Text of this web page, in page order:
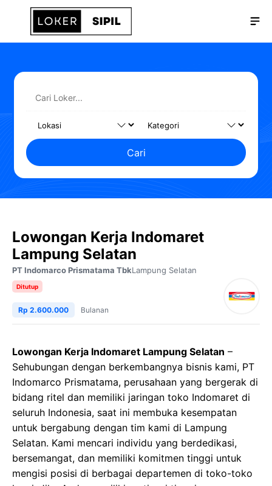
Langsung
Cari
Lowongan Kerja Indomaret
Lampung Selatan
PT Indomarco Prismatama TbkLampung Selatan
Ditutup
Rp 2.600.000 Bulanan
Lowongan Kerja Indomaret Lampung Selatan –
Sehubungan dengan berkembangnya bisnis kami, PT
Indomarco Prismatama, perusahaan yang bergerak di
bidang ritel dan memiliki jaringan toko Indomaret di
seluruh Indonesia, saat ini membuka kesempatan
untuk bergabung dengan tim kami di Lampung
Selatan. Kami mencari individu yang berdedikasi,
bersemangat, dan memiliki komitmen tinggi untuk
mengisi posisi di berbagai departemen di toko-toko